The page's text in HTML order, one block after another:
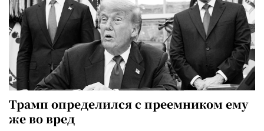
Трамп определился с преемником ему
же во вред